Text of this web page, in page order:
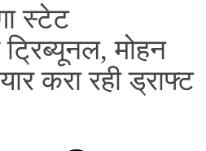
स्टेट
ट्रिब्यूनल, मोहन
करा रही ड्राफ्ट